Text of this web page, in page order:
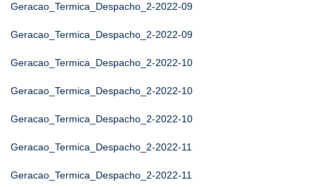
Geracao_Termica_Despacho_2-2022-09
Geracao_Termica_Despacho_2-2022-09
Geracao_Termica_Despacho_2-2022-10
Geracao_Termica_Despacho_2-2022-10
Geracao_Termica_Despacho_2-2022-10
Geracao_Termica_Despacho_2-2022-11
Geracao_Termica_Despacho_2-2022-11